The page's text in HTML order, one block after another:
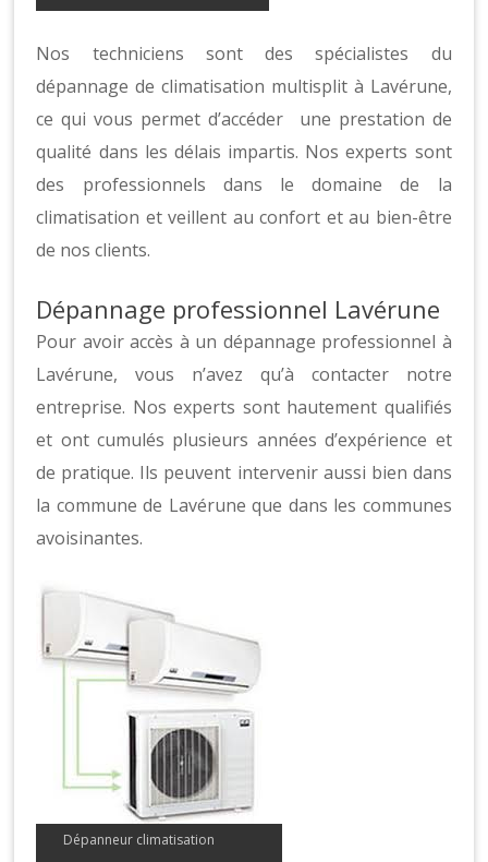
Nos techniciens sont des spécialistes du
dépannage de climatisation multisplit à Lavérune,
ce qui vous permet d’accéder une prestation de
qualité dans les délais impartis. Nos experts sont
des professionnels dans le domaine de la
climatisation et veillent au confort et au bien-être
de nos clients.
Dépannage professionnel Lavérune
Pour avoir accès à un dépannage professionnel à
Lavérune, vous n’avez qu’à contacter notre
entreprise. Nos experts sont hautement qualifiés
et ont cumulés plusieurs années d’expérience et
de pratique. Ils peuvent intervenir aussi bien dans
la commune de Lavérune que dans les communes
avoisinantes.
Dépanneur climatisation